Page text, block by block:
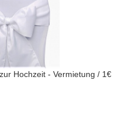
Hochzeit - Vermietung / 1€